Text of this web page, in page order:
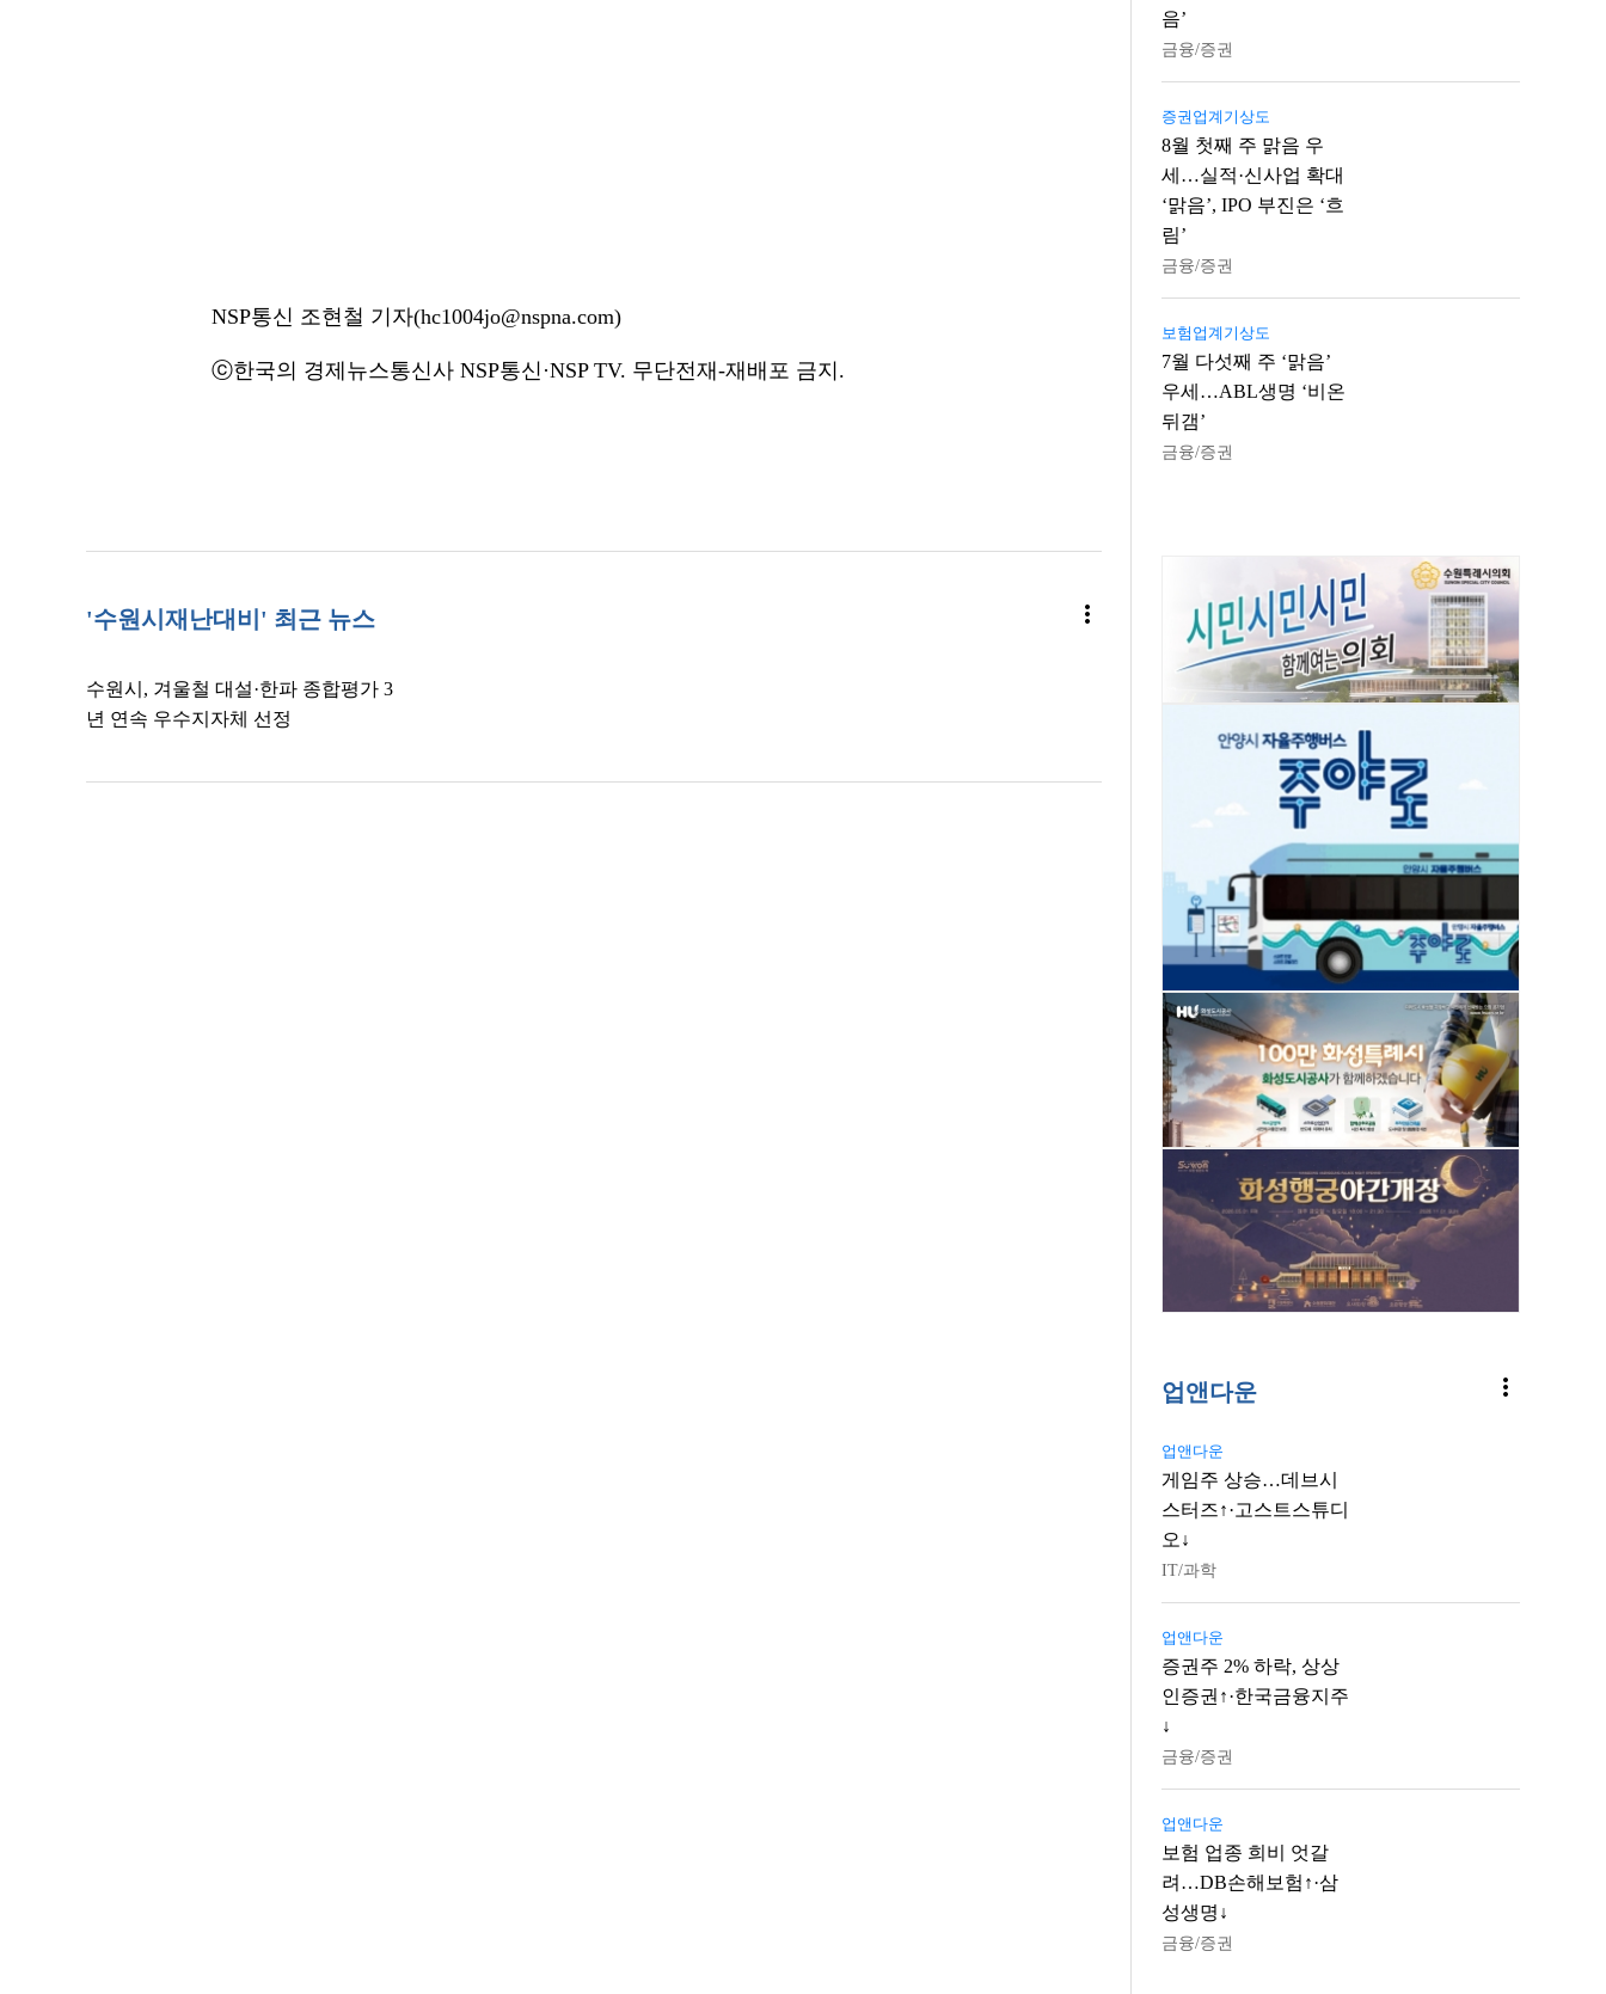
NSP통신 조현철 기자(hc1004jo@nspna.com)
ⓒ한국의 경제뉴스통신사 NSP통신·NSP TV. 무단전재-재배포 금지.
'수원시재난대비' 최근 뉴스 more_vert
수원시, 겨울철 대설·한파 종합평가 3
년 연속 우수지자체 선정
음’
금융/증권
증권업계기상도
8월 첫째 주 맑음 우
세…실적·신사업 확대
‘맑음’, IPO 부진은 ‘흐
림’
금융/증권
보험업계기상도
7월 다섯째 주 ‘맑음’
우세…ABL생명 ‘비온
뒤갬’
금융/증권
업앤다운 more_vert
업앤다운
게임주 상승…데브시
스터즈↑·고스트스튜디
오↓
IT/과학
업앤다운
증권주 2% 하락, 상상
인증권↑·한국금융지주
↓
금융/증권
업앤다운
보험 업종 희비 엇갈
려…DB손해보험↑·삼
성생명↓
금융/증권